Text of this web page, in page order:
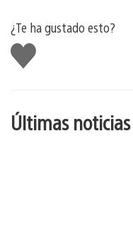
¿Te ha gustado esto?
Me
gusta
Últimas noticias